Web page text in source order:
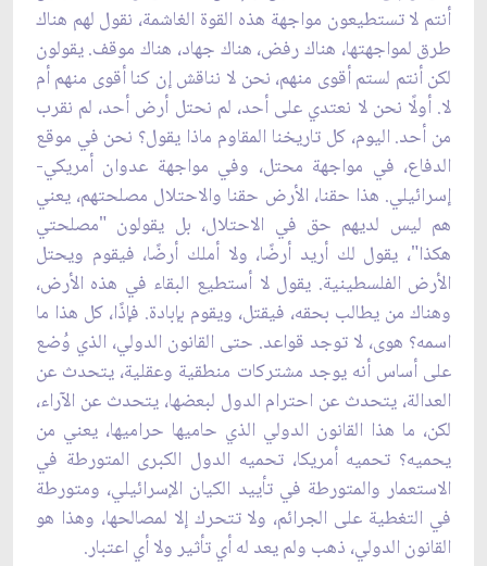
أنتم لا تستطيعون مواجهة هذه القوة الغاشمة، نقول لهم هناك
طرق لمواجهتها، هناك رفض، هناك جهاد، هناك موقف. يقولون
لكن أنتم لستم أقوى منهم، نحن لا نناقش إن كنا أقوى منهم أم
لا. أولًا نحن لا نعتدي على أحد، لم نحتل أرض أحد، لم نقرب
من أحد. اليوم، كل تاريخنا المقاوم ماذا يقول؟ نحن في موقع
الدفاع، في مواجهة محتل، وفي مواجهة عدوان أمريكي-
إسرائيلي. هذا حقنا، الأرض حقنا والاحتلال مصلحتهم، يعني
هم ليس لديهم حق في الاحتلال، بل يقولون "مصلحتي
هكذا"، يقول لك أريد أرضًا، ولا أملك أرضًا، فيقوم ويحتل
الأرض الفلسطينية. يقول لا أستطيع البقاء في هذه الأرض،
وهناك من يطالب بحقه، فيقتل، ويقوم بإبادة. فإذًا، كل هذا ما
اسمه؟ هوى، لا توجد قواعد. حتى القانون الدولي، الذي وُضع
على أساس أنه يوجد مشتركات منطقية وعقلية، يتحدث عن
العدالة، يتحدث عن احترام الدول لبعضها، يتحدث عن الآراء،
لكن، ما هذا القانون الدولي الذي حاميها حراميها، يعني من
يحميه؟ تحميه أمريكا، تحميه الدول الكبرى المتورطة في
الاستعمار والمتورطة في تأييد الكيان الإسرائيلي، ومتورطة
في التغطية على الجرائم، ولا تتحرك إلا لمصالحها، وهذا هو
القانون الدولي، ذهب ولم يعد له أي تأثير ولا أي اعتبار.